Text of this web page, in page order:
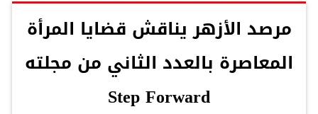
مرصد الأزهر يناقش قضايا المرأة
المعاصرة بالعدد الثاني من مجلته
Step Forward